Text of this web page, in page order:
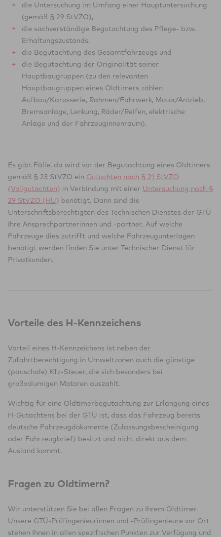
die Untersuchung im Umfang einer Hauptuntersuchung
(gemäß § 29 StVZO),
die sachverständige Begutachtung des Pflege- bzw.
Erhaltungszustands,
die Begutachtung des Gesamtfahrzeugs und
die Begutachtung der Originalität seiner
Hauptbaugruppen (zu den relevanten
Hauptbaugruppen eines Oldtimers zählen
Aufbau/Karosserie, Rahmen/Fahrwerk, Motor/Antrieb,
Bremsanlage, Lenkung, Räder/Reifen, elektrische
Anlage und der Fahrzeuginnenraum).
Es gibt Fälle, da wird vor der Begutachtung eines Oldtimers
gemäß § 23 StVZO ein Gutachten nach § 21 StVZO
(Vollgutachten) in Verbindung mit einer Untersuchung nach §
29 StVZO (HU) benötigt. Dann sind die
Unterschriftsberechtigten des Technischen Dienstes der GTÜ
Ihre Ansprechpartnerinnen und -partner. Auf welche
Fahrzeuge dies zutrifft und welche Fahrzeugunterlagen
benötigt werden finden Sie unter Technischer Dienst für
Privatkunden.
Vorteile des H-Kennzeichens
Vorteil eines H-Kennzeichens ist neben der
Zufahrtberechtigung in Umweltzonen auch die günstige
(pauschale) Kfz-Steuer, die sich besonders bei
großvolumigen Motoren auszahlt.
Wichtig für eine Oldtimerbegutachtung zur Erlangung eines
H-Gutachtens bei der GTÜ ist, dass das Fahrzeug bereits
deutsche Fahrzeugdokumente (Zulassungsbescheinigung
oder Fahrzeugbrief) besitzt und nicht direkt aus dem
Ausland kommt.
Fragen zu Oldtimern?
Wir unterstützen Sie bei allen Fragen zu Ihrem Oldtimer.
Unsere GTÜ-Prüfingenieurinnen und -Prüfingenieure vor Ort
stehen Ihnen in allen spezifischen Punkten zur Verfügung und